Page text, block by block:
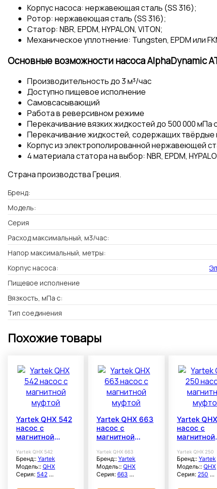
Корпус насоса: нержавеющая сталь (SS 316);
Ротор: нержавеющая сталь (SS 316);
Статор: NBR, EPDM, HYPALON, VITON;
Механическое уплотнение: Tungsten, EPDM или
Основные возможности насоса AlphaDynamic
Производительность до 3 м³/час
Доступно пищевое исполнение
Самовсасывающий
Работа в реверсивном режиме
Перекачивание вязких жидкостей до 500 000
Перекачивание жидкостей, содержащих твёрдые
Корпус из электрополированной нержавеющей
4 материала статора на выбор: NBR, EPDM,
Страна производства Греция.
Бренд:
Модель:
Серия
Расход максимальный, м3/час:
Напор максимальный, метры:
Корпус насоса:
Пищевое исполнение
Вязкость, мПа·с:
Тип соединения
Похожие товары
Yartek QHX 542
насос с
магнитной
Yartek QHX 542
Бренд:: Yartek
Модель:: QHX
Серия: 542
Yartek QHX 663
насос с
магнитной
Yartek QHX 663
Бренд:: Yartek
Модель:: QHX
Серия: 663
Yartek
насос с
магнитной
Yartek QHX 250
Бренд::Yartek
Модель::QHX
Серия: 250